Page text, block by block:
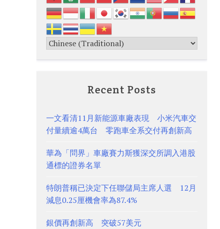
Recent Posts
一文看清11月新能源車廠表現 小米汽車交
付量續逾4萬台 零跑車全系交付再創新高
華為「問界」車廠賽力斯獲深交所調入港股
通標的證券名單
特朗普稱已決定下任聯儲局主席人選 12月
減息0.25厘機會率為87.4%
銀價再創新高 突破57美元